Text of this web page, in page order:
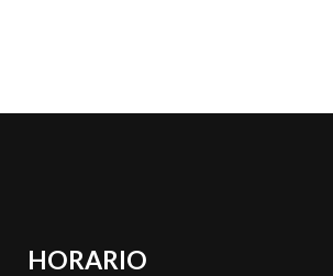
HORARIO